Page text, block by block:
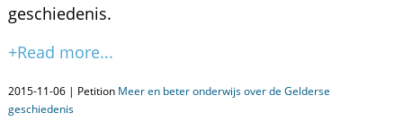
geschiedenis.
+Read more...
2015-11-06 | Petition Meer en beter onderwijs over de Gelderse
geschiedenis